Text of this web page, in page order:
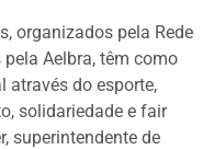
organizados pela Rede
Aelbra, têm como
através do esporte,
solidariedade e fair
superintendente de